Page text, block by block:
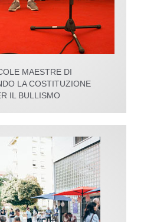
MAESTRE DI
LA COSTITUZIONE
IL BULLISMO